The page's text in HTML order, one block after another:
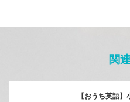
関
【おうち英語